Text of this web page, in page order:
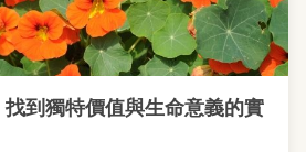
到獨特價值與生命意義的實